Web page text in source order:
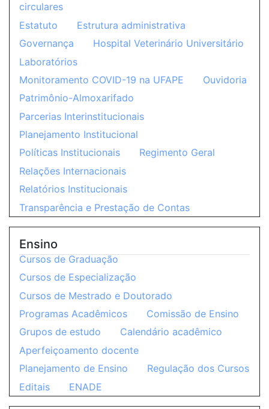
circulares
Estatuto
Estrutura administrativa
Governança
Hospital Veterinário Universitário
Laboratórios
Monitoramento COVID-19 na UFAPE
Ouvidoria
Patrimônio-Almoxarifado
Parcerias Interinstitucionais
Planejamento Institucional
Políticas Institucionais
Regimento Geral
Relações Internacionais
Relatórios Institucionais
Transparência e Prestação de Contas
Ensino
Cursos de Graduação
Cursos de Especialização
Cursos de Mestrado e Doutorado
Programas Acadêmicos
Comissão de Ensino
Grupos de estudo
Calendário acadêmico
Aperfeiçoamento docente
Planejamento de Ensino
Regulação dos Cursos
Editais
ENADE